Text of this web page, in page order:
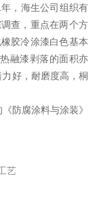
，海生公司组织有
查，重点在两个方
胶冷涂漆白色基本
融漆剥落的面积亦
好，耐磨度高，桐
防腐涂料与涂装》
艺